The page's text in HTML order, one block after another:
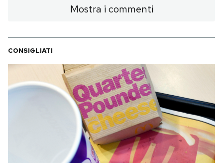
CALENDARIO
AREA PERSONALE
Area Personale
Notifiche mobile
Regala il Post
Mostra i commenti
CONSIGLIATI